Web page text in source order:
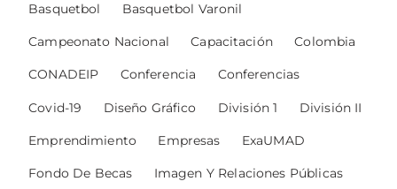
Basquetbol Basquetbol Varonil
Campeonato Nacional Capacitación Colombia
CONADEIP Conferencia Conferencias
Covid-19 Diseño Gráfico División 1 División II
Emprendimiento Empresas ExaUMAD
Fondo De Becas Imagen Y Relaciones Públicas